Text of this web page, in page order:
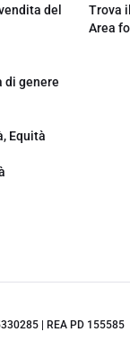
del
di genere
Equità
Trova
Area
| REA PD 155585